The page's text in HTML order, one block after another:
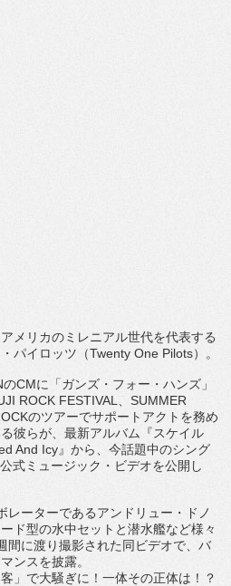
アメリカのミレニアル世代を代表する
パイロッツ（Twenty One Pilots）。
のCMに「ガンズ・フォー・ハンズ」
ROCK FESTIVAL
SUMMER
のツアーでサポートアクトを務め
彼らが、最新アルバム『スケイル
And Icy』から、今話題中のシング
公式ミュージック・ビデオを公開し
レーターであるアンドリュー・
ドノ
ド型の水中セットと潜水艦など様々
間に渡り撮影された同ビデオで、 バ
ンスを披露。
」で大騒ぎに！一体その正体は！？